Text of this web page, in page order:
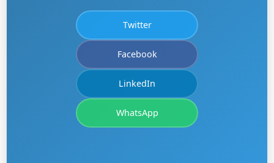
Twitter
Facebook
LinkedIn
WhatsApp